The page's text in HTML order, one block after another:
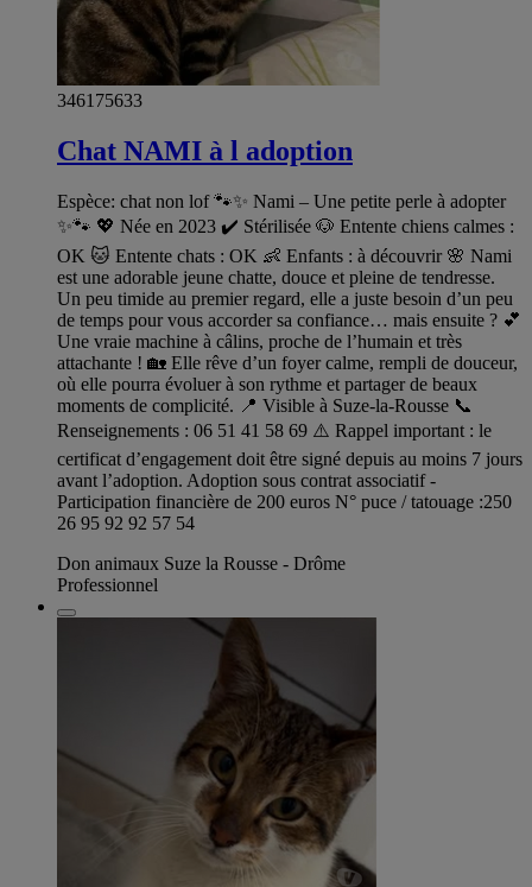
346175633
Chat NAMI à l adoption
Espèce: chat non lof 🐾✨ Nami – Une petite perle à adopter
✨🐾 💖 Née en 2023 ✔️ Stérilisée 🐶 Entente chiens calmes :
OK 🐱 Entente chats : OK 👶 Enfants : à découvrir 🌸 Nami
est une adorable jeune chatte, douce et pleine de tendresse.
Un peu timide au premier regard, elle a juste besoin d’un peu
de temps pour vous accorder sa confiance… mais ensuite ? 💕
Une vraie machine à câlins, proche de l’humain et très
attachante ! 🏡 Elle rêve d’un foyer calme, rempli de douceur,
où elle pourra évoluer à son rythme et partager de beaux
moments de complicité. 📍 Visible à Suze-la-Rousse 📞
Renseignements : 06 51 41 58 69 ⚠️ Rappel important : le
certificat d’engagement doit être signé depuis au moins 7 jours
avant l’adoption. Adoption sous contrat associatif -
Participation financière de 200 euros N° puce / tatouage :250
26 95 92 92 57 54
Don animaux Suze la Rousse - Drôme
Professionnel